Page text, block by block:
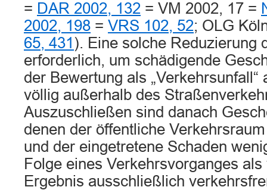
= DAR 2002, 132 = VM 2002, 17 =
2002, 198 = VRS 102, 52; OLG
65, 431 ). Eine solche Reduzierung
erforderlich, um schädigende
der Bewertung als
völlig außerhalb des
Auszuschließen sind danach
denen der öffentliche
und der eingetretene Schaden
Folge eines Verkehrsvorganges
Ergebnis ausschließlich